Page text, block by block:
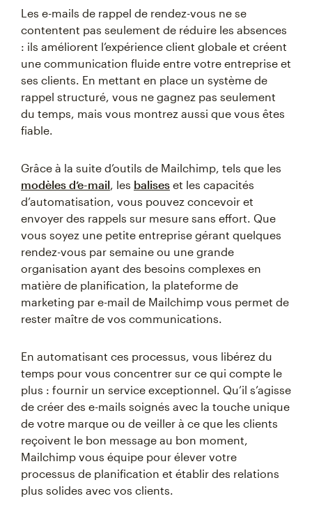
Les e-mails de rappel de rendez-vous ne se
contentent pas seulement de réduire les absences
: ils améliorent l’expérience client globale et créent
une communication fluide entre votre entreprise et
ses clients. En mettant en place un système de
rappel structuré, vous ne gagnez pas seulement
du temps, mais vous montrez aussi que vous êtes
fiable.
Grâce à la suite d’outils de Mailchimp, tels que les
modèles d’e-mail, les balises et les capacités
d’automatisation, vous pouvez concevoir et
envoyer des rappels sur mesure sans effort. Que
vous soyez une petite entreprise gérant quelques
rendez-vous par semaine ou une grande
organisation ayant des besoins complexes en
matière de planification, la plateforme de
marketing par e-mail de Mailchimp vous permet de
rester maître de vos communications.
En automatisant ces processus, vous libérez du
temps pour vous concentrer sur ce qui compte le
plus : fournir un service exceptionnel. Qu’il s’agisse
de créer des e-mails soignés avec la touche unique
de votre marque ou de veiller à ce que les clients
reçoivent le bon message au bon moment,
Mailchimp vous équipe pour élever votre
processus de planification et établir des relations
plus solides avec vos clients.